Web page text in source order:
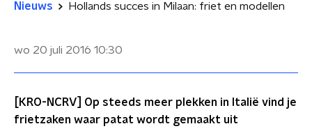
Nieuws Hollands succes in Milaan: friet en modellen
wo 20 juli 2016 10:30
[KRO-NCRV] Op steeds meer plekken in Italië vind je
frietzaken waar patat wordt gemaakt uit